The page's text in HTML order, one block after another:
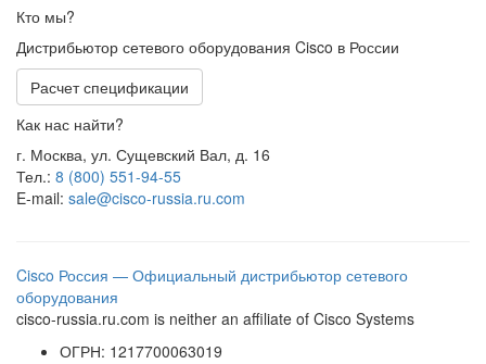
Кто мы?
Дистрибьютор сетевого оборудования Cisco в России
Расчет спецификации
Как нас найти?
г. Москва, ул. Сущевский Вал, д. 16
Тел.: 8 (800) 551-94-55
E-mail: sale@cisco-russia.ru.com
Cisco Россия — Официальный дистрибьютор сетевого
оборудования
cisco-russia.ru.com is neither an affiliate of Cisco Systems
ОГРН: 1217700063019